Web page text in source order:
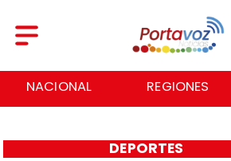
NACIONAL REGIONES
DEPORTES